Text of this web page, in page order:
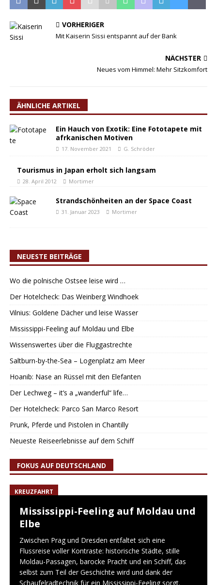
VORHERIGER
Mit Kaiserin Sissi entspannt auf der Bank
NÄCHSTER
Neues vom Himmel: Mehr Sitzkomfort
ÄHNLICHE ARTIKEL
Ein Hauch von Exotik: Eine Fototapete mit
afrkanischen Motiven
17. November 2021 G. Schröder
Tourismus in Japan erholt sich langsam
28. April 2012 Mortimer
Strandschönheiten an der Space Coast
31. Januar 2023 Mortimer
NEUESTE BEITRÄGE
Wo die polnische Ostsee leise wird …
Der Hotelcheck: Das Weinberg Windhoek
Vilnius: Goldene Dächer und leise Wasser
Mississippi-Feeling auf Moldau und Elbe
Wissenswertes über die Fluggastrechte
Saltburn-by-the-Sea – Logenplatz am Meer
Hoanib: Nase an Rüssel mit den Elefanten
Der Lechweg – it’s a „wanderful“ life…
Der Hotelcheck: Parco San Marco Resort
Prunk, Pferde und Pistolen in Chantilly
Neueste Reiseerlebnisse auf dem Schiff
FOKUS AUF DEUTSCHLAND
KREUZFAHRT
Mississippi-Feeling auf Moldau und
Elbe
Zwischen Prag und Dresden entfaltet sich eine
Flussreise voller Kontraste: historische Städte, stille
Moldau-Passagen, barocke Pracht und ein Schiff, das
selbst zum Teil der Geschichte wird und dank der
Schaufelradtechnik für ein Mississippi-Feeling sorgt.